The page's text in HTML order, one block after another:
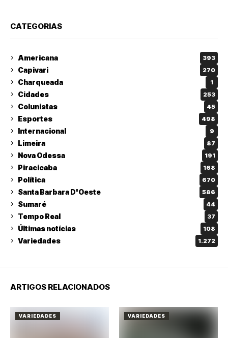
CATEGORIAS
Americana 393
Capivari 270
Charqueada 1
Cidades 253
Colunistas 45
Esportes 498
Internacional 9
Limeira 87
Nova Odessa 191
Piracicaba 168
Política 670
Santa Barbara D'Oeste 586
Sumaré 44
Tempo Real 37
Últimas notícias 108
Variedades 1.272
ARTIGOS RELACIONADOS
VARIEDADES VARIEDADES